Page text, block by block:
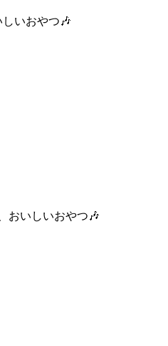
いおやつ🎶
おいしいおやつ🎶